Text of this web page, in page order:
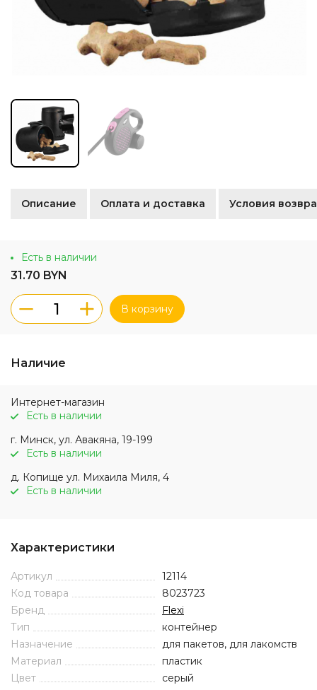
Описание Оплата и доставка Условия
Есть в наличии
31.70 BYN
В корзину
Наличие
Интернет-магазин
Есть в наличии
г. Минск, ул. Авакяна, 19-199
Есть в наличии
д. Копище ул. Михаила Миля, 4
Есть в наличии
Характеристики
Артикул
12114
Код товара
8023723
Бренд
Flexi
Тип
контейнер
Назначение
для пакетов, для лакомств
Материал
пластик
Цвет
серый